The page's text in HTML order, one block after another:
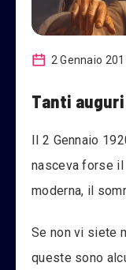
2 Gennaio
Tanti
Il 2 Gennaio
nasceva forse il
moderna, il
Se non vi siete
queste sono